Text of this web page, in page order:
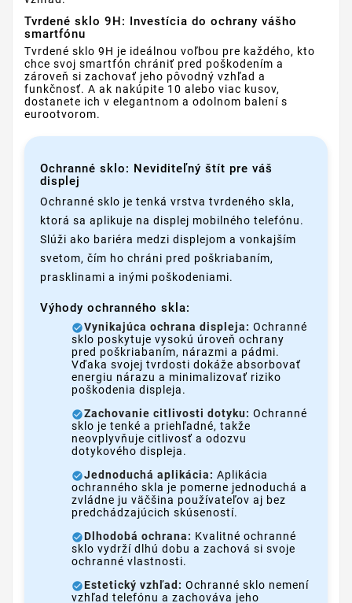
Tvrdené sklo 9H: Investícia do ochrany vášho
smartfónu
Tvrdené sklo 9H je ideálnou voľbou pre každého, kto
chce svoj smartfón chrániť pred poškodením a
zároveň si zachovať jeho pôvodný vzhľad a
funkčnosť. A ak nakúpite 10 alebo viac kusov,
dostanete ich v elegantnom a odolnom balení s
eurootvorom.
Ochranné sklo: Neviditeľný štít pre váš
displej
Ochranné sklo je tenká vrstva tvrdeného skla,
ktorá sa aplikuje na displej mobilného telefónu.
Slúži ako bariéra medzi displejom a vonkajším
svetom, čím ho chráni pred poškriabaním,
prasklinami a inými poškodeniami.
Výhody ochranného skla:
Vynikajúca ochrana displeja: Ochranné
sklo poskytuje vysokú úroveň ochrany
pred poškriabaním, nárazmi a pádmi.
Vďaka svojej tvrdosti dokáže absorbovať
energiu nárazu a minimalizovať riziko
poškodenia displeja.
Zachovanie citlivosti dotyku: Ochranné
sklo je tenké a priehľadné, takže
neovplyvňuje citlivosť a odozvu
dotykového displeja.
Jednoduchá aplikácia: Aplikácia
ochranného skla je pomerne jednoduchá a
zvládne ju väčšina používateľov aj bez
predchádzajúcich skúseností.
Dlhodobá ochrana: Kvalitné ochranné
sklo vydrží dlhú dobu a zachová si svoje
ochranné vlastnosti.
Estetický vzhľad: Ochranné sklo nemení
vzhľad telefónu a zachováva jeho